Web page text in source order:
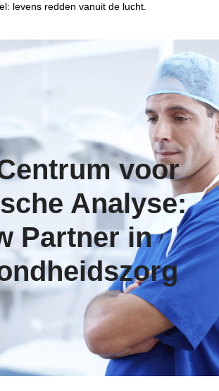
levens redden vanuit de lucht.
voor
Analyse:
Partner in